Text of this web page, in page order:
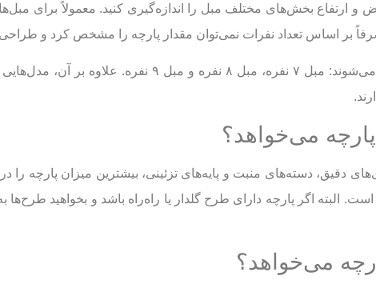
و ارتفاع بخش‌های مختلف مبل را اندازه‌گیری کنید. معمولاً برای
بر اساس تعداد نفرات نمی‌توان مقدار پارچه را مشخص کرد و
مبل‌های کلاسیک معمولاً به سه دسته اصلی تقسیم می‌شوند:
دقیق، دسته‌های منبت و پایه‌های تزئینی، بیشترین میزان پارچه
بین ۲۵ تا ۳۰ متر پارچه نیاز است. البته اگر پارچه دارای طرح گلدار یا راه‌راه باشد
می‌خواهد؟